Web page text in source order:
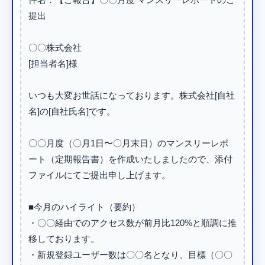
提出
〇〇株式会社
[担当者名]様
いつも大変お世話になっております。株式会社[自社
名]の[自社氏名]です。
〇〇月度（〇月1日〜〇月末日）のマンスリーレポ
ート（定期報告書）を作成いたしましたので、添付
ファイルにてご提出申し上げます。
■今月のハイライト（要約）
・〇〇経由でのアクセス数が前月比120%と順調に推
移しております。
・新規登録ユーザー数は〇〇名となり、目標（〇〇